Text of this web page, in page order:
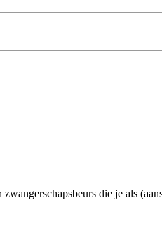
die je als